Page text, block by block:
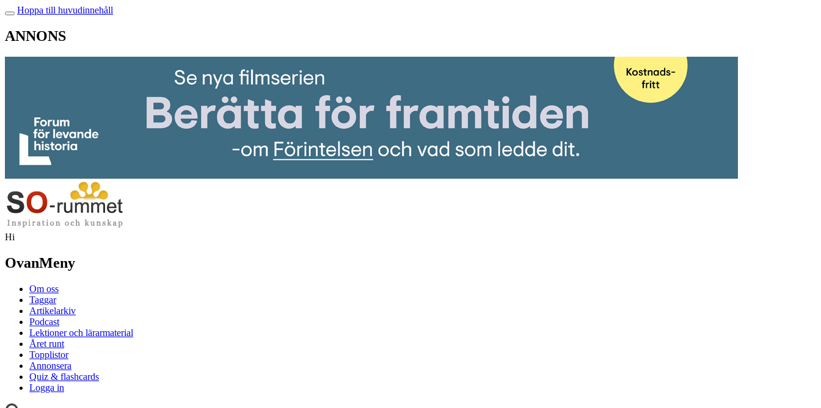
Hoppa till huvudinnehåll
ANNONS
Hi
OvanMeny
Om oss
Taggar
Artikelarkiv
Podcast
Lektioner och lärarmaterial
Året runt
Topplistor
Annonsera
Quiz & flashcards
Logga in